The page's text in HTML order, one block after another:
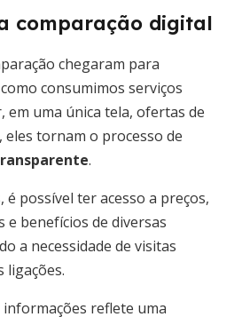
comparação digital
chegaram para
consumimos serviços
em uma única tela, ofertas de
tornam o processo de
.
é possível ter acesso a preços,
e benefícios de diversas
a necessidade de visitas
ligações.
informações reflete uma